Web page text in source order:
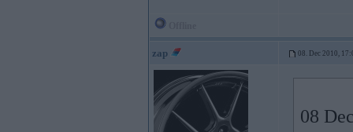
zap 08. Dec 2010,
08